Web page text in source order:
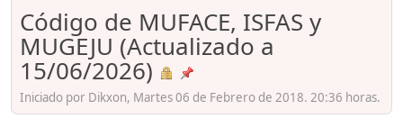
Código de MUFACE, ISFAS y
MUGEJU (Actualizado a
15/06/2026)
Iniciado por Dikxon, Martes 06 de Febrero de 2018. 20:36 horas.